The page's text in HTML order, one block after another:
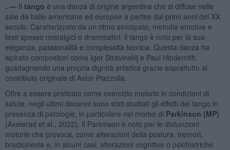
. — Il tango è una danza di origine argentina che si diffuse nelle
sale da ballo americane ed europee a partire dai primi anni del XX
secolo. Caratterizzato da un ritmo sincopato, melodie emotive e
testi spesso nostalgici o drammatici, il tango è noto per la sua
eleganza, passionalità e complessità tecnica. Questa danza ha
ispirato compositori come Igor Stravinskij e Paul Hindemith,
guadagnando una propria dignità artistica grazie soprattutto al
contributo originale di Astor Piazzolla.
Oltre a essere praticato come esercizio motorio in condizioni di
salute, negli ultimi decenni sono stati studiati gli effetti del tango in
presenza di patologie, in particolare nel morbo di Parkinson (MP)
(Axelerad et al., 2022). Il Parkinson è noto per le disfunzioni
motorie che provoca, come alterazioni della postura, tremori,
bradicinesia e, in alcuni casi, alterazioni cognitive o psichiatriche.